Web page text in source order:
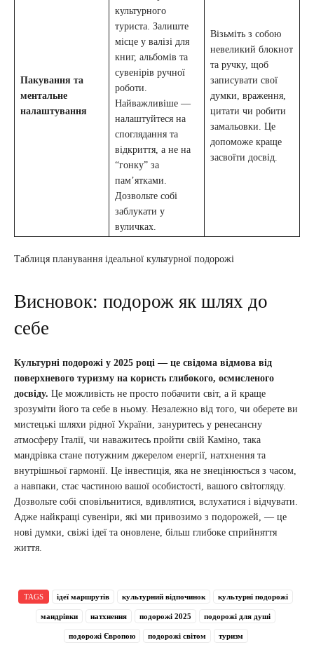
Пакування та
ментальне
налаштування
культурного
туриста. Залиште
місце у валізі для
книг, альбомів та
сувенірів ручної
роботи.
Найважливіше —
налаштуйтеся на
споглядання та
відкриття, а не на
“гонку” за
пам’ятками.
Дозвольте собі
заблукати у
вуличках.
Візьміть з собою
невеликий блокнот
та ручку, щоб
записувати свої
думки, враження,
цитати чи робити
замальовки. Це
допоможе краще
засвоїти досвід.
Таблиця планування ідеальної культурної подорожі
Висновок: подорож як шлях до
себе
Культурні подорожі у 2025 році — це свідома відмова від
поверхневого туризму на користь глибокого, осмисленого
досвіду. Це можливість не просто побачити світ, а й краще
зрозуміти його та себе в ньому. Незалежно від того, чи оберете ви
мистецькі шляхи рідної України, зануритесь у ренесансну
атмосферу Італії, чи наважитесь пройти свій Каміно, така
мандрівка стане потужним джерелом енергії, натхнення та
внутрішньої гармонії. Це інвестиція, яка не знецінюється з часом,
а навпаки, стає частиною вашої особистості, вашого світогляду.
Дозвольте собі сповільнитися, вдивлятися, вслухатися і відчувати.
Адже найкращі сувеніри, які ми привозимо з подорожей, — це
нові думки, свіжі ідеї та оновлене, більш глибоке сприйняття
життя.
TAGS ідеї маршрутів культурний відпочинок культурні подорожі
мандрівки натхнення подорожі 2025 подорожі для душі
подорожі Європою подорожі світом туризм